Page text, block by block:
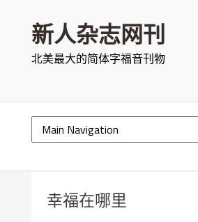
新人杂志网刊
北美最大的简体字福音刊物
幸福在哪里